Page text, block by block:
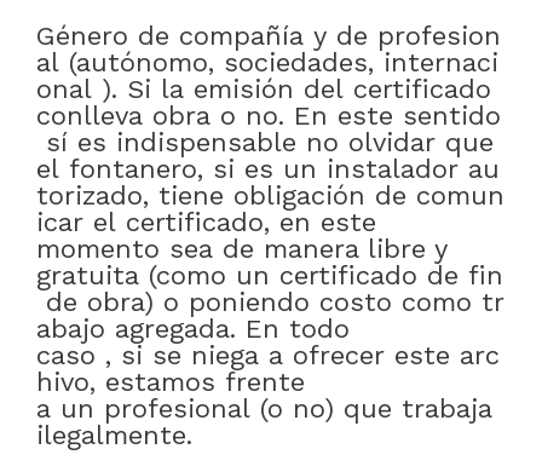
Género de compañía y de profesion
al (autónomo, sociedades, internaci
onal ). Si la emisión del certificado
conlleva obra o no. En este sentido
sí es indispensable no olvidar que
el fontanero, si es un instalador au
torizado, tiene obligación de comun
icar el certificado, en este
momento sea de manera libre y
gratuita (como un certificado de fin
de obra) o poniendo costo como tr
abajo agregada. En todo
caso , si se niega a ofrecer este arc
hivo, estamos frente
a un profesional (o no) que trabaja
ilegalmente.